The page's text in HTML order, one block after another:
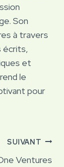
Son
à travers
écrits,
et
le
pour
SUIVANT
Ventures